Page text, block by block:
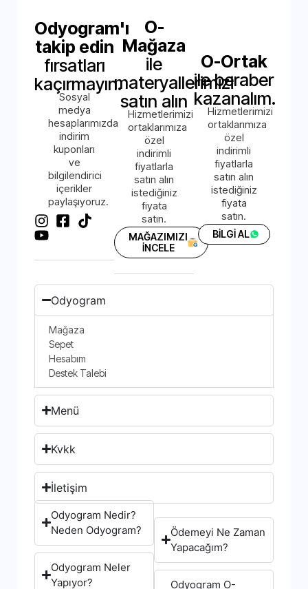
Odyogram'ı
takip edin
fırsatları
kaçırmayın.
Sosyal
medya
hesaplarımızda
indirim
kuponları
ve
bilgilendirici
içerikler
paylaşıyoruz.
O-
Mağaza
ile
materyallerimizi
satın alın
Hizmetlerimizi
ortaklarımıza
özel
indirimli
fiyatlarla
satın alın
istediğiniz
fiyata
satın.
MAĞAZIMIZI
İNCELE
O-Ortak
ile beraber
kazanalım.
Hizmetlerimizi
ortaklarımıza
özel
indirimli
fiyatlarla
satın alın
istediğiniz
fiyata
satın.
BİLGİ AL
Odyogram
Mağaza
Sepet
Hesabım
Destek Talebi
Menü
Kvkk
İletişim
Odyogram Nedir?
Neden Odyogram?
Odyogram Neler
Yapıyor?
Ödemeyi Ne Zaman
Yapacağım?
Odyogram O-